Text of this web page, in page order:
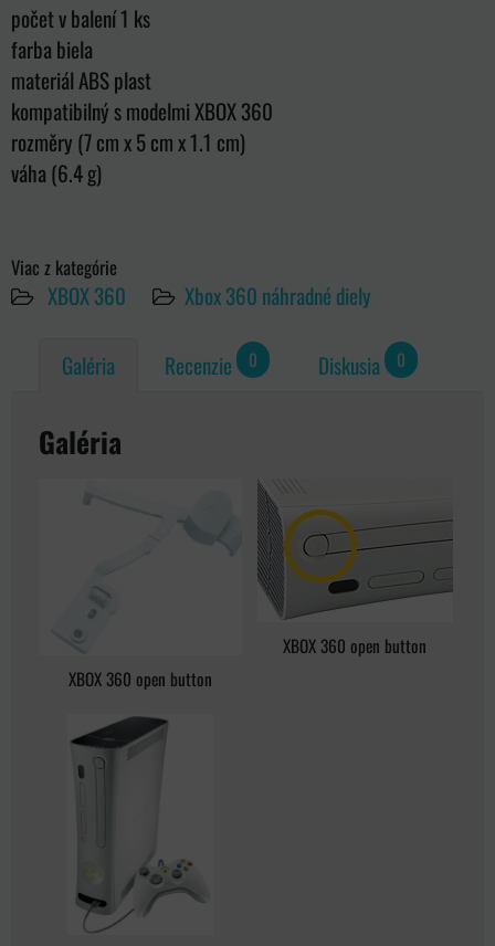
počet v balení 1 ks
farba biela
materiál ABS plast
kompatibilný s modelmi XBOX 360
rozměry (7 cm x 5 cm x 1.1 cm)
váha (6.4 g)
Viac z kategórie
XBOX 360 Xbox 360 náhradné diely
Galéria Recenzie 0 Diskusia 0
Galéria
XBOX 360 open button
XBOX 360 open button